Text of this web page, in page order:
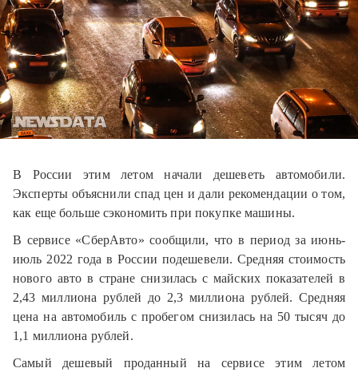
В России этим летом начали дешеветь автомобили.
Эксперты объяснили спад цен и дали рекомендации о том,
как еще больше сэкономить при покупке машины.
В сервисе «СберАвто» сообщили, что в период за июнь-
июль 2022 года в России подешевели. Средняя стоимость
нового авто в стране снизилась с майских показателей в
2,43 миллиона рублей до 2,3 миллиона рублей. Средняя
цена на автомобиль с пробегом снизилась на 50 тысяч до
1,1 миллиона рублей.
Самый дешевый проданный на сервисе этим летом